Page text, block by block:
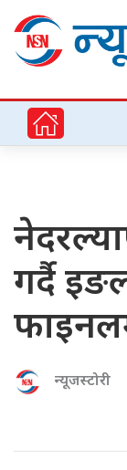
गर्दै
न्यूजस्टोरी